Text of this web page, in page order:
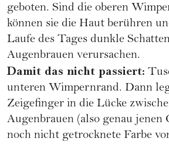
geboten. Sind die oberen
können sie die Haut berühren
Laufe des Tages dunkle
Augenbrauen verursachen.
Damit das nicht passiert:
unteren Wimpernrand. Dann
Zeigefinger in die Lücke
Augenbrauen (also genau jenen
noch nicht getrocknete Farbe